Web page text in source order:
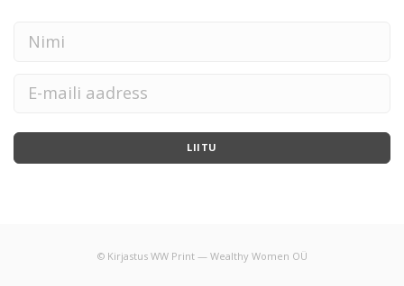
LIITU
© Kirjastus WW Print — Wealthy Women OÜ